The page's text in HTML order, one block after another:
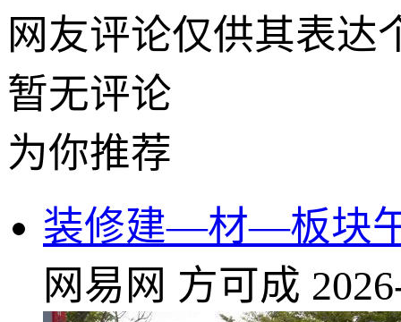
网友评论仅供其表达
暂无评论
为你推荐
装修建—材—板块
网易网 方可成